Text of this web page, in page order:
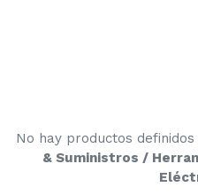
No hay productos
& Suministros /